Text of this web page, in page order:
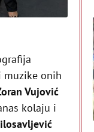
muzike onih
Vujović
kolaju i